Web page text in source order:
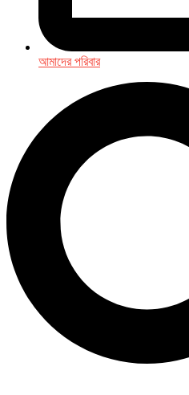
আমাদের পরিবার